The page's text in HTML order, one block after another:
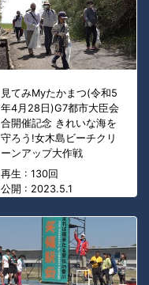
見てみMyたかまつ(令和5
年4月28日)G7都市大臣会
合開催記念 きれいな海を
守ろう!女木島ビーチクリ
ーンアップ大作戦
再生 : 130回
公開 : 2023.5.1